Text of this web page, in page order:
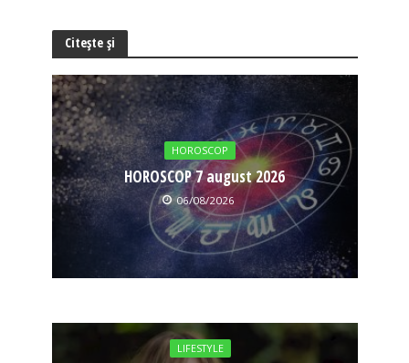
Citește și
HOROSCOP
HOROSCOP 7 august 2026
06/08/2026
LIFESTYLE